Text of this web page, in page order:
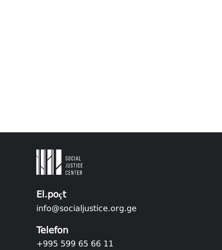
El.poçt
info@socialjustice.org.ge
Telefon
+995 599 65 66 11